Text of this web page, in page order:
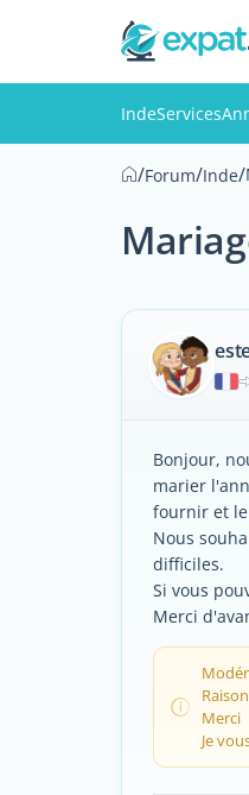
IndeServices
/Forum/Inde/
Bonjour,
marier
fournir et
Nous
difficiles.
Si vous
Merci
Merci
Je